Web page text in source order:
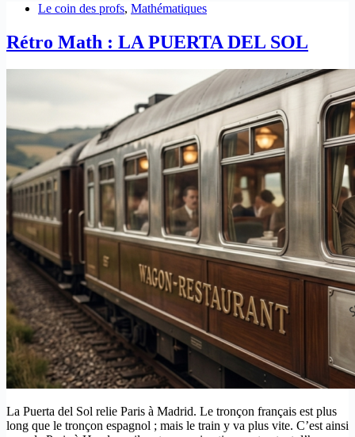
Le coin des profs, Mathématiques
Rétro Math : LA PUERTA DEL SOL
La Puerta del Sol relie Paris à Madrid. Le tronçon français est plus
long que le tronçon espagnol ; mais le train y va plus vite. C’est ainsi